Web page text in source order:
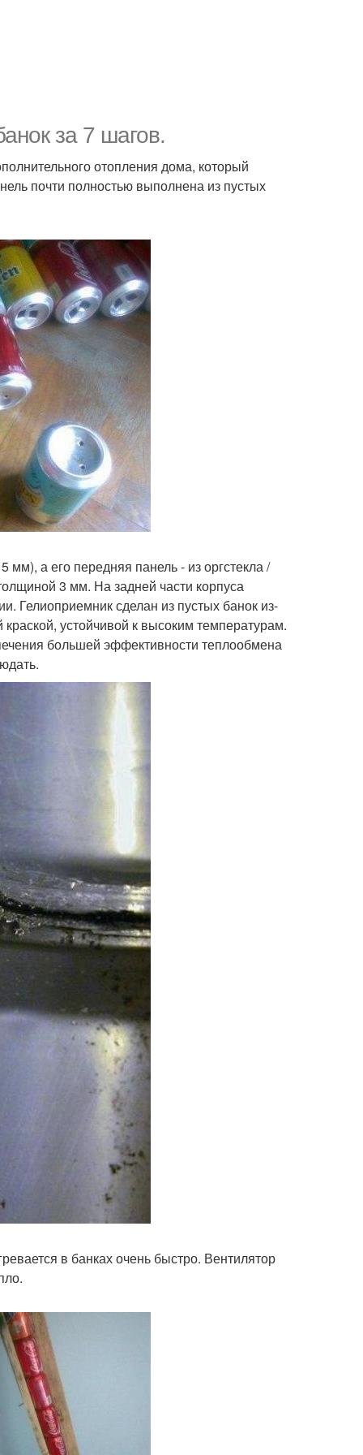
за 7 шагов.
отопления дома, который
почти полностью выполнена из пустых
а его передняя панель - из оргстекла /
3 мм. На задней части корпуса
Гелиоприемник сделан из пустых банок из-
устойчивой к высоким температурам.
большей эффективности теплообмена
в банках очень быстро. Вентилятор